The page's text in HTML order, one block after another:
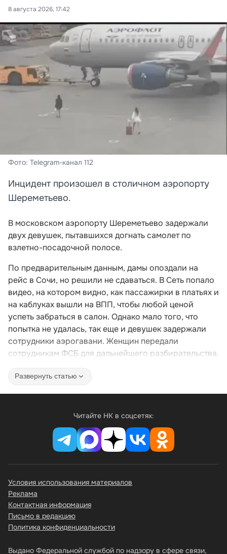
8 августа 2026, 17:42
Фото: Telegram-канал 112
Инцидент произошел в столичном аэропорту
Шереметьево.
В московском аэропорту Шереметьево задержали
двух девушек, пытавшихся догнать самолет по
взлетно-посадочной полосе.
По предварительным данным, дамы опоздали на
рейс в Сочи, но решили не сдаваться. В Сеть попало
видео, на котором видно, как пассажирки в платьях и
на каблуках вышли на ВПП, чтобы любой ценой
успеть забраться в салон. Однако мало того, что
попытка не удалась, так еще и девушек задержали
сотрудники аэрогавани. Женщин передали
сотрудникам ФСБ для дальнейшего разбирательства.
Развернуть статью
Читайте НК в соцсетях:
Выдано Федеральной службой по надзору в сфере связи,
Условия использования материалов
Реклама
Контактная информация
Письмо в редакцию
Политика конфиденциальности